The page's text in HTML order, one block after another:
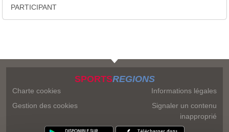
PARTICIPANT
SPORTSREGIONS
Charte cookies
Gestion des cookies
Informations légales
Signaler un contenu
inapproprié